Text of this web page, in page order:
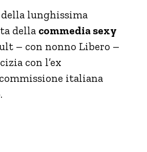
della lunghissima
della commedia sexy
– con nonno Libero –
con l’ex
italiana